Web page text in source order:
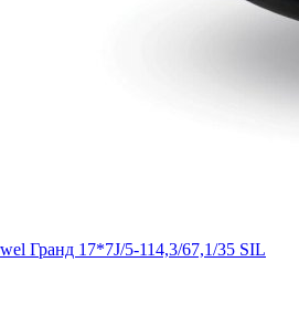
Гранд 17*7J/5-114,3/67,1/35 SIL